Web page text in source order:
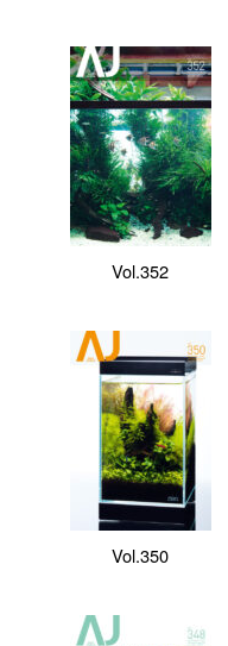
Vol.352
Vol.350